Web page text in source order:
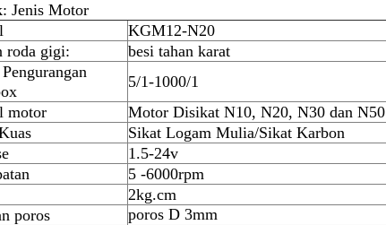
Jenis Motor
KGM12-N20
roda gigi:
besi tahan karat
5/1-1000/1
motor
Motor Disikat N10, N20, N30 dan N50
Sikat Logam Mulia/Sikat Karbon
1.5-24v
5 -6000rpm
2kg.cm
poros
poros D 3mm